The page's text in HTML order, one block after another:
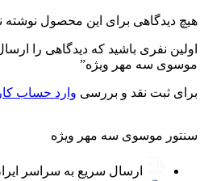
هیچ دیدگاهی برای این محصول
اولین نفری باشید که دیدگاهی را
موسوی سه مهر ویژه”
برای ثبت نقد و بررسی وارد حساب
سنتور موسوی سه مهر ویژه
ارسال سریع به سراسر